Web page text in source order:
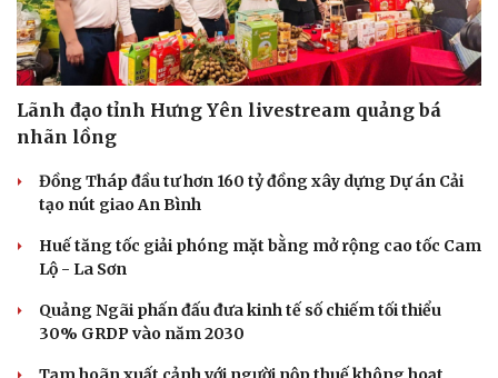
Doanh nghiệp
Thông tin doanh nghiệp
Doanh nghiệp 24h
Doanh nhân
Công nghệ
Tin Công nghệ
Lãnh đạo tỉnh Hưng Yên livestream quảng bá
nhãn lồng
Đồng Tháp đầu tư hơn 160 tỷ đồng xây dựng Dự án Cải
tạo nút giao An Bình
Huế tăng tốc giải phóng mặt bằng mở rộng cao tốc Cam
Lộ - La Sơn
Quảng Ngãi phấn đấu đưa kinh tế số chiếm tối thiểu
30% GRDP vào năm 2030